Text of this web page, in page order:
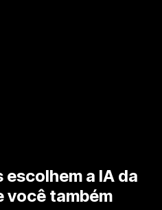
escolhem a IA da
você também